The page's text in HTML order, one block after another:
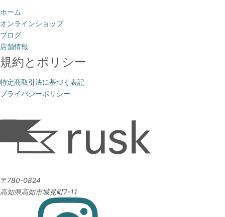
ホーム
オンラインショップ
ブログ
店舗情報
規約とポリシー
特定商取引法に基づく表記
プライバシーポリシー
〒780-0824
高知県高知市城見町7-11